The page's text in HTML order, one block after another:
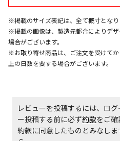
エアコンの取付工事が
生する場合がございます
商品購入個数ごとに送
※掲載のサイズ表記は、全て概寸となり
※掲載の画像は、製造元都合によりデ
場合がございます。
※お取り寄せ商品は、ご注文を受けて
上の日数を要する場合がございます。
レビューを投稿するには、ロ
ー投稿する前に必ず約款をご
約款に同意したものとみなし